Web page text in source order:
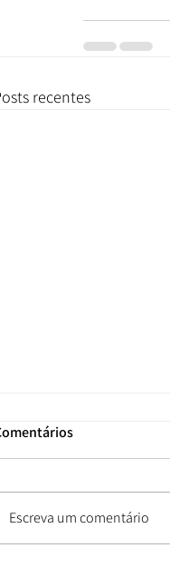
recentes
Escreva um comentário